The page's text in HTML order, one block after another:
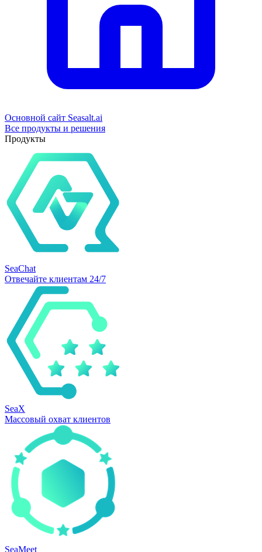
Основной сайт Seasalt.ai
Все продукты и решения
Продукты
SeaChat
Отвечайте клиентам 24/7
SeaX
Массовый охват клиентов
SeaMeet